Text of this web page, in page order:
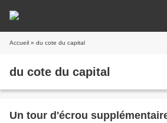
Accueil » du cote du capital
du cote du capital
Un tour d'écrou